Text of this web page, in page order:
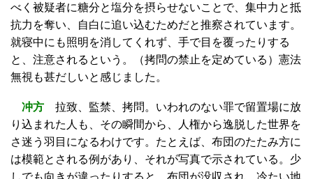
べく被疑者に糖分と塩分を摂らせないことで、集中力と抵
抗力を奪い、自白に追い込むためだと推察されています。
就寝中にも照明を消してくれず、手で目を覆ったりする
と、注意されるという。（拷問の禁止を定めている）憲法
無視も甚だしいと感じました。
冲方 拉致、監禁、拷問。いわれのない罪で留置場に放
り込まれた人も、その瞬間から、人権から逸脱した世界を
さ迷う羽目になるわけです。たとえば、布団のたたみ方に
は模範とされる例があり、それが写真で示されている。少
しでも向きが違ったりすると、布団が没収され、冷たい地